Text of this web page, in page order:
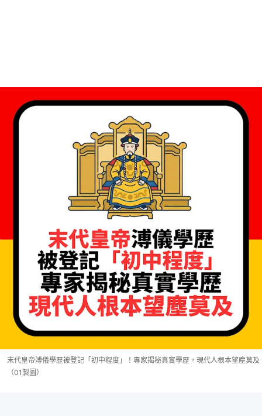
末代皇帝溥儀學歷被登記「初中程度」！專家揭秘真實學歷，現代人根本望塵莫及
（01製圖）